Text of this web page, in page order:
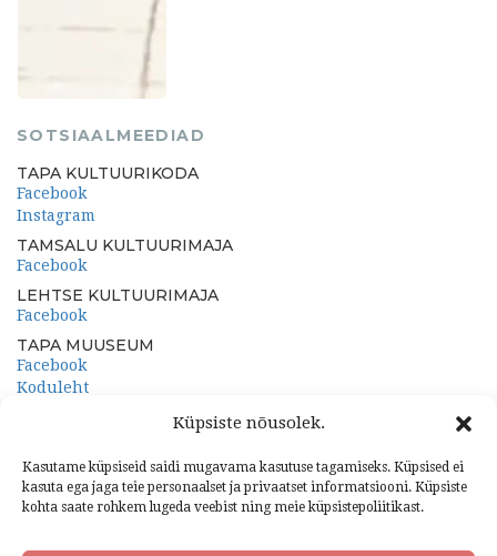
Küpsiste nõusolek.
Kasutame küpsiseid saidi mugavama kasutuse tagamiseks. Küpsised ei
kasuta ega jaga teie personaalset ja privaatset informatsiooni. Küpsiste
kohta saate rohkem lugeda veebist ning meie küpsistepoliitikast.
SOTSIAALMEEDIAD
TAPA KULTUURIKODA
Facebook
Instagram
TAMSALU KULTUURIMAJA
Facebook
LEHTSE KULTUURIMAJA
Facebook
TAPA MUUSEUM
Facebook
Koduleht
PORKUNI PAEMUUSEUM
Koduleht